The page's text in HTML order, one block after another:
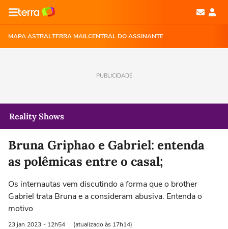
MAPA ASTRALTERRA MAILCENTRAL DO ASSINANTE
PUBLICIDADE
Reality Shows
Bruna Griphao e Gabriel: entenda
as polêmicas entre o casal;
Os internautas vem discutindo a forma que o brother
Gabriel trata Bruna e a consideram abusiva. Entenda o
motivo
23 jan 2023 - 12h54 (atualizado às 17h14)